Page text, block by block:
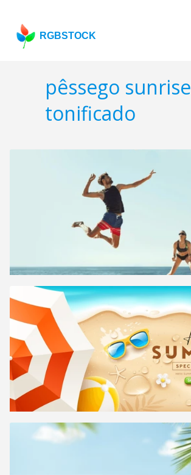
RGBSTOCK
pêssego sunrise
tonificado